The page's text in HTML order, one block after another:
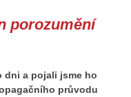
porozumění
dni a pojali jsme ho
průvodu